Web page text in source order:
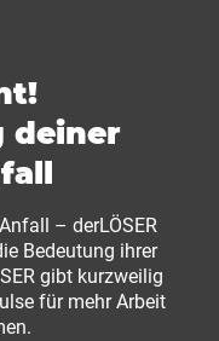
deiner
– derLÖSER
Bedeutung ihrer
gibt kurzweilig
für mehr Arbeit